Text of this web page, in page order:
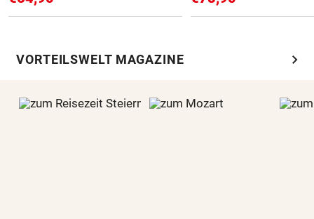
VORTEILSWELT MAGAZINE chevron_right